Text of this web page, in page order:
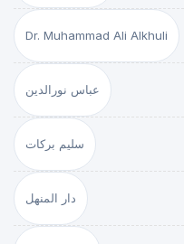
Dr. Muhammad Ali Alkhuli
عباس نورالدين
سليم بركات
دار المنهل